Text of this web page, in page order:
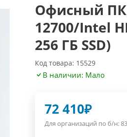
Офисный ПК
12700/Intel
256 ГБ SSD)
Код товара: 15529
В наличии: Мало
72 410₽
Для организаций по б/н: